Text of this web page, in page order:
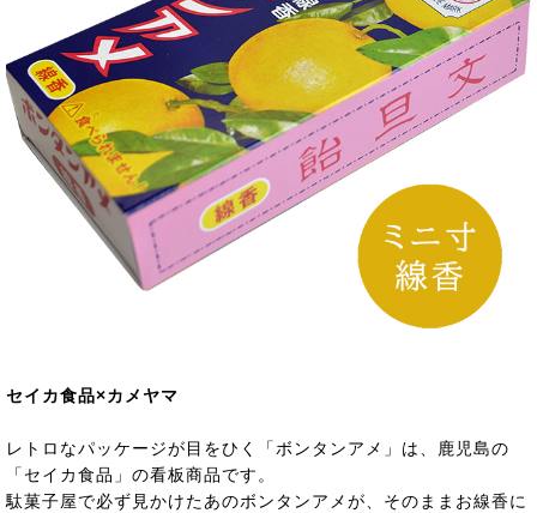
セイカ食品×カメヤマ
レトロなパッケージが目をひく「ボンタンアメ」は、鹿児島の
「セイカ食品」の看板商品です。
駄菓子屋で必ず見かけたあのボンタンアメが、そのままお線香に